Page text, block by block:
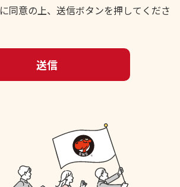
に同意の上、送信ボタンを押してくださ